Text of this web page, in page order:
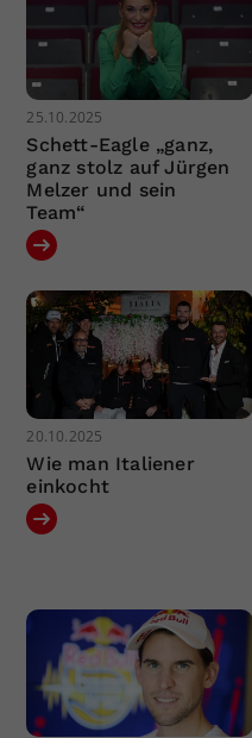
25.10.2025
Schett-Eagle „ganz,
ganz stolz auf Jürgen
Melzer und sein
Team“
20.10.2025
Wie man Italiener
einkocht